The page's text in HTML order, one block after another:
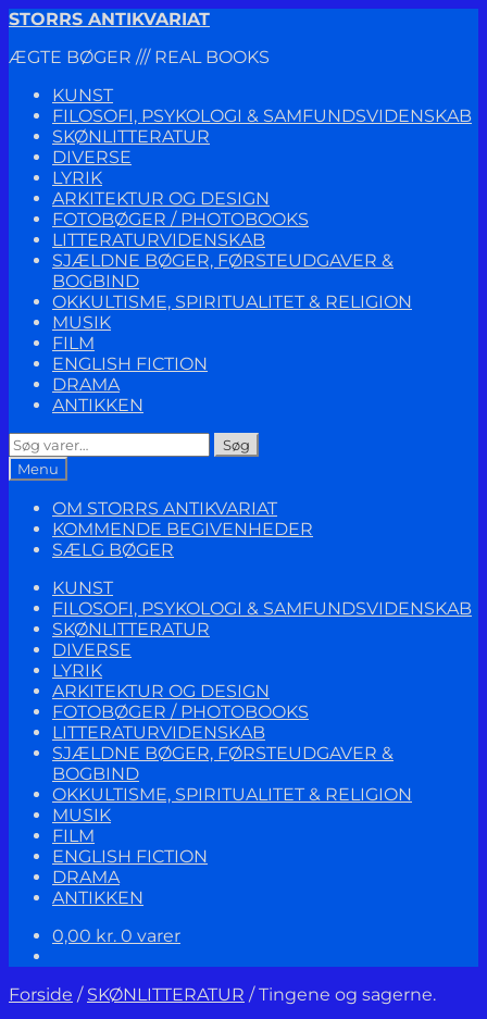
Spring
navigation
Spring
indhold
STORRS ANTIKVARIAT
ÆGTE BØGER /// REAL BOOKS
KUNST
FILOSOFI, PSYKOLOGI & SAMFUNDSVIDENSKAB
SKØNLITTERATUR
DIVERSE
LYRIK
ARKITEKTUR OG DESIGN
FOTOBØGER / PHOTOBOOKS
LITTERATURVIDENSKAB
SJÆLDNE BØGER, FØRSTEUDGAVER &
BOGBIND
OKKULTISME, SPIRITUALITET & RELIGION
MUSIK
FILM
ENGLISH FICTION
DRAMA
ANTIKKEN
Søg
efter:
Søg
Menu
OM STORRS ANTIKVARIAT
KOMMENDE BEGIVENHEDER
SÆLG BØGER
KUNST
FILOSOFI, PSYKOLOGI & SAMFUNDSVIDENSKAB
SKØNLITTERATUR
DIVERSE
LYRIK
ARKITEKTUR OG DESIGN
FOTOBØGER / PHOTOBOOKS
LITTERATURVIDENSKAB
SJÆLDNE BØGER, FØRSTEUDGAVER &
BOGBIND
OKKULTISME, SPIRITUALITET & RELIGION
MUSIK
FILM
ENGLISH FICTION
DRAMA
ANTIKKEN
0,00 kr. 0 varer
Forside / SKØNLITTERATUR /Tingene og sagerne.